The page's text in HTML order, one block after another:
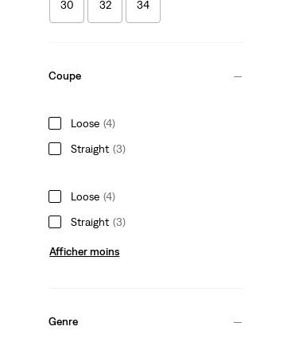
30 32 34
Coupe
Loose (4)
Straight (3)
Loose (4)
Straight (3)
Afficher moins
Genre